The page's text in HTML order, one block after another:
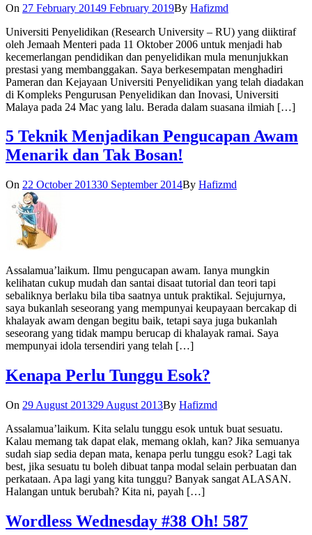
On 27 February 20149 February 2019By Hafizmd
Universiti Penyelidikan (Research University – RU) yang diiktiraf
oleh Jemaah Menteri pada 11 Oktober 2006 untuk menjadi hab
kecemerlangan pendidikan dan penyelidikan mula menunjukkan
prestasi yang membanggakan. Saya berkesempatan menghadiri
Pameran dan Kejayaan Universiti Penyelidikan yang telah diadakan
di Kompleks Pengurusan Penyelidikan dan Inovasi, Universiti
Malaya pada 24 Mac yang lalu. Berada dalam suasana ilmiah […]
5 Teknik Menjadikan Pengucapan Awam
Menarik dan Tak Bosan!
On 22 October 201330 September 2014By Hafizmd
Assalamua’laikum. Ilmu pengucapan awam. Ianya mungkin
kelihatan cukup mudah dan santai disaat tutorial dan teori tapi
sebaliknya berlaku bila tiba saatnya untuk praktikal. Sejujurnya,
saya bukanlah seseorang yang mempunyai keupayaan bercakap di
khalayak awam dengan begitu baik, tetapi saya juga bukanlah
seseorang yang tidak mampu berucap di khalayak ramai. Saya
mempunyai idola tersendiri yang telah […]
Kenapa Perlu Tunggu Esok?
On 29 August 201329 August 2013By Hafizmd
Assalamua’laikum. Kita selalu tunggu esok untuk buat sesuatu.
Kalau memang tak dapat elak, memang oklah, kan? Jika semuanya
sudah siap sedia depan mata, kenapa perlu tunggu esok? Lagi tak
best, jika sesuatu tu boleh dibuat tanpa modal selain perbuatan dan
perkataan. Apa lagi yang kita tunggu? Banyak sangat ALASAN.
Halangan untuk berubah? Kita ni, payah […]
Wordless Wednesday #38 Oh! 587